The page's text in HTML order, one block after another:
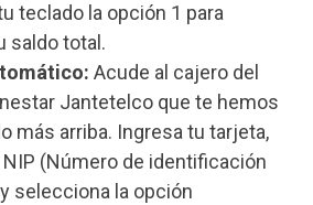
teclado la opción 1 para
saldo total.
Acude al cajero del
Jantetelco que te hemos
más arriba. Ingresa tu tarjeta,
(Número de identificación
selecciona la opción